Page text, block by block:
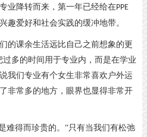
业降转而来，第一年已经给在PPE
趣爱好和社会实践的缓冲地带。
的课余生活远比自己之前想象的更
过多的时间用于专业内，而是在学业
我们专业有个女生非常喜欢户外运
非常多的地方，眼界也显得非常开
难得而珍贵的。“只有当我们有松弛